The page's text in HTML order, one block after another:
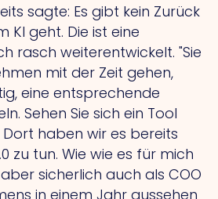
sagte: Es gibt kein Zurück
KI geht. Die ist eine
rasch weiterentwickelt. "Sie
mit der Zeit gehen,
eine entsprechende
Sehen Sie sich ein Tool
Dort haben wir es bereits
zu tun. Wie wie es für mich
sicherlich auch als COO
in einem Jahr aussehen